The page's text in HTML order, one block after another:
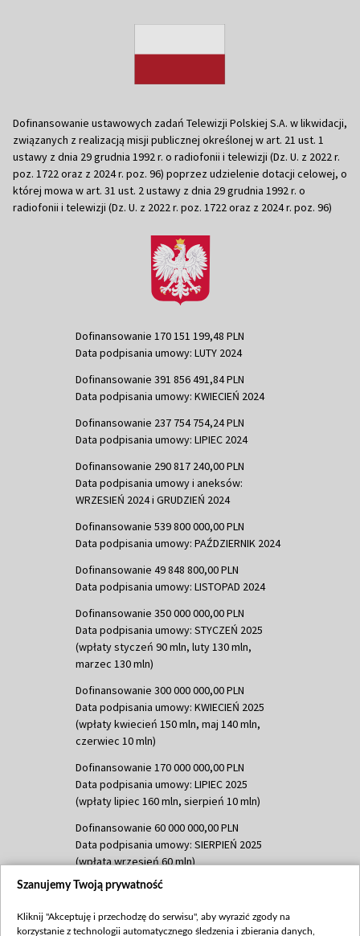
Dofinansowanie ustawowych zadań Telewizji Polskiej S.A. w likwidacji,
związanych z realizacją misji publicznej określonej w art. 21 ust. 1
ustawy z dnia 29 grudnia 1992 r. o radiofonii i telewizji (Dz. U. z 2022 r.
poz. 1722 oraz z 2024 r. poz. 96) poprzez udzielenie dotacji celowej, o
której mowa w art. 31 ust. 2 ustawy z dnia 29 grudnia 1992 r. o
radiofonii i telewizji (Dz. U. z 2022 r. poz. 1722 oraz z 2024 r. poz. 96)
Dofinansowanie 170 151 199,48 PLN
Data podpisania umowy: LUTY 2024
Dofinansowanie 391 856 491,84 PLN
Data podpisania umowy: KWIECIEŃ 2024
Dofinansowanie 237 754 754,24 PLN
Data podpisania umowy: LIPIEC 2024
Dofinansowanie 290 817 240,00 PLN
Data podpisania umowy i aneksów:
WRZESIEŃ 2024 i GRUDZIEŃ 2024
Dofinansowanie 539 800 000,00 PLN
Data podpisania umowy: PAŹDZIERNIK 2024
Dofinansowanie 49 848 800,00 PLN
Data podpisania umowy: LISTOPAD 2024
Dofinansowanie 350 000 000,00 PLN
Data podpisania umowy: STYCZEŃ 2025
(wpłaty styczeń 90 mln, luty 130 mln,
marzec 130 mln)
Dofinansowanie 300 000 000,00 PLN
Data podpisania umowy: KWIECIEŃ 2025
(wpłaty kwiecień 150 mln, maj 140 mln,
czerwiec 10 mln)
Dofinansowanie 170 000 000,00 PLN
Data podpisania umowy: LIPIEC 2025
(wpłaty lipiec 160 mln, sierpień 10 mln)
Dofinansowanie 60 000 000,00 PLN
Data podpisania umowy: SIERPIEŃ 2025
(wpłata wrzesień 60 mln)
Dofinansowanie 635 783 051,21 PLN
(wpłata wrzesień 100 mln, październik 350
Szanujemy Twoją prywatność
Kliknij "Akceptuję i przechodzę do serwisu", aby wyrazić zgody na
korzystanie z technologii automatycznego śledzenia i zbierania danych,